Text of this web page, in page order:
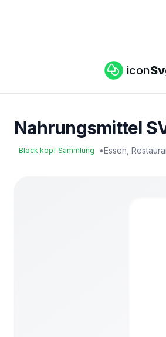
icon
Nahrungsmittel
Block kopf Sammlung •Essen,